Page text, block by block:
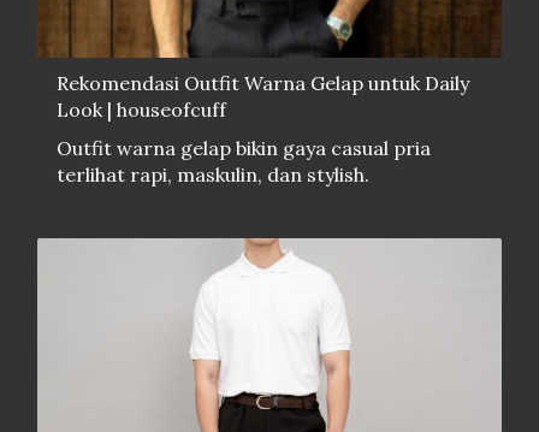
Rekomendasi Outfit Warna Gelap untuk Daily
Look | houseofcuff
Outfit warna gelap bikin gaya casual pria
terlihat rapi, maskulin, dan stylish.